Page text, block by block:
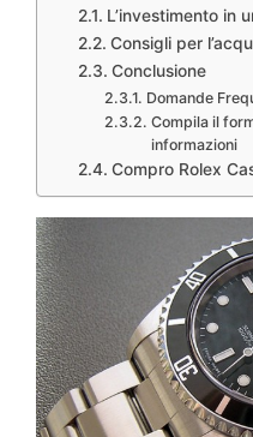
L’investimento in
Consigli per
Conclusione
Domande
Compila il
informazioni
Compro Rolex